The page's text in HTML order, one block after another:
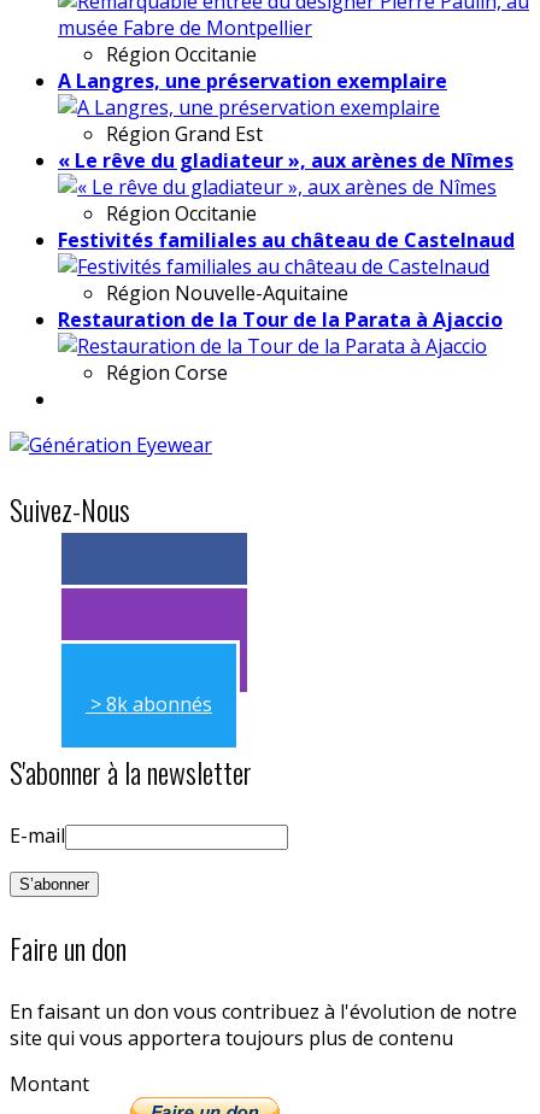
Région Occitanie
A Langres, une préservation exemplaire
Région Grand Est
« Le rêve du gladiateur », aux arènes de Nîmes
Région Occitanie
Festivités familiales au château de Castelnaud
Région Nouvelle-Aquitaine
Restauration de la Tour de la Parata à Ajaccio
Région Corse
Suivez-Nous
> 11k abonnés
> 11k abonnés
> 8k abonnés
S'abonner à la newsletter
E-mail
Faire un don
En faisant un don vous contribuez à l'évolution de notre
site qui vous apportera toujours plus de contenu
Montant